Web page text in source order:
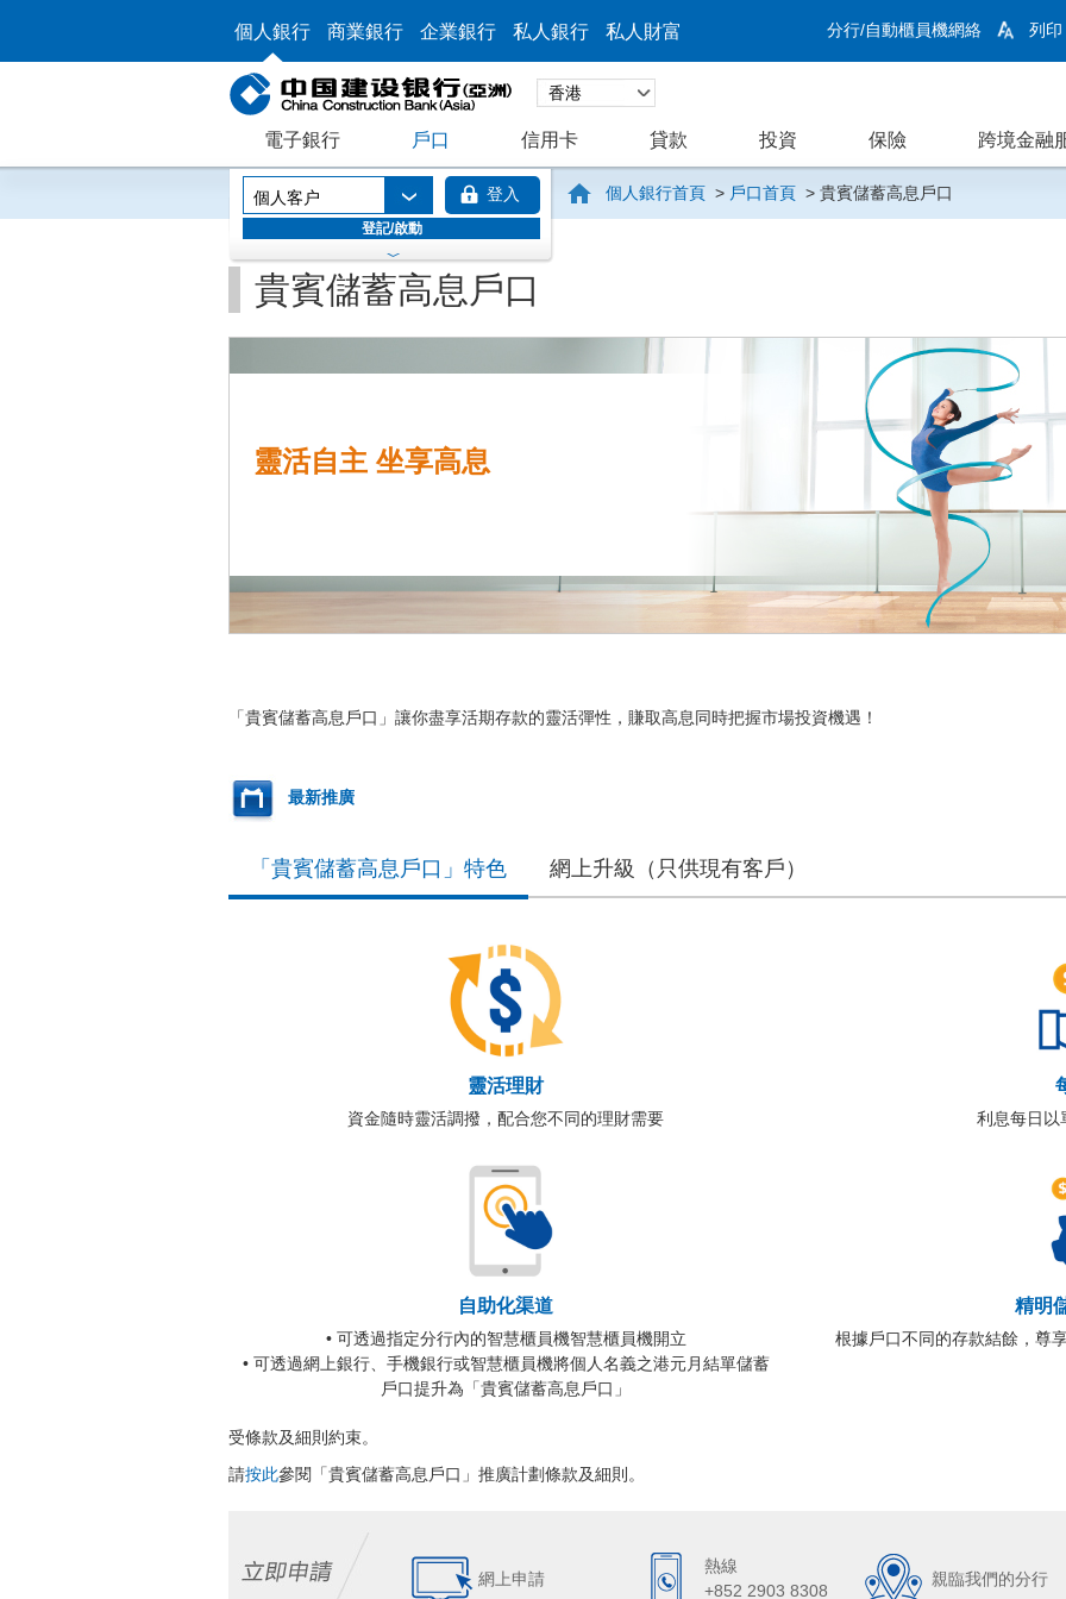
個人銀行 商業銀行 企業銀行 私人銀行 私人財富 分行/自動櫃員機網絡 列印
電子銀行 戶口 信用卡 貸款 投資 保險 跨境金融
個人客户 登入
登記/啟動
個人銀行首頁 > 戶口首頁 > 貴賓儲蓄高息戶口
貴賓儲蓄高息戶口
靈活自主 坐享高息
「貴賓儲蓄高息戶口」讓你盡享活期存款的靈活彈性，賺取高息同時把握市場投資機遇！
最新推廣
「貴賓儲蓄高息戶口」特色 網上升級（只供現有客戶）
靈活理財
資金隨時靈活調撥，配合您不同的理財需要 利息每日以
自助化渠道
• 可透過指定分行內的智慧櫃員機智慧櫃員機開立
• 可透過網上銀行、手機銀行或智慧櫃員機將個人名義之港元月結單儲蓄
戶口提升為「貴賓儲蓄高息戶口」
精明
根據戶口不同的存款結餘，尊
受條款及細則約束。
請按此參閱「貴賓儲蓄高息戶口」推廣計劃條款及細則。
網上申請
熱線
+852 2903 8308
親臨我們的分行